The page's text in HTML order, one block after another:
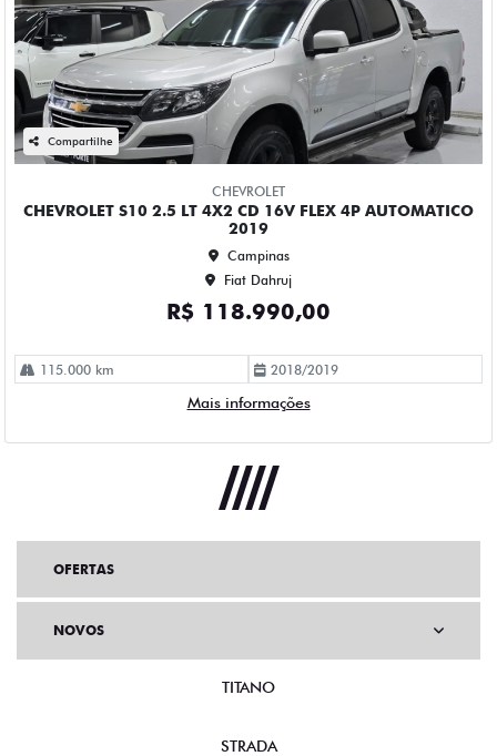
Fiat Dahruj
R$ 118.990,00
115.000 km 2018/2019
Mais informações
OFERTAS
NOVOS
TITANO
STRADA